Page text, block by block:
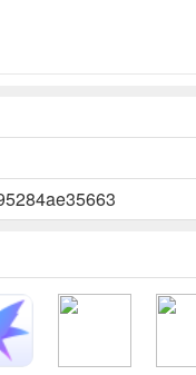
用户提供了全新的出行体
上车点和我们的目的地。
的信息，当然如果是多人